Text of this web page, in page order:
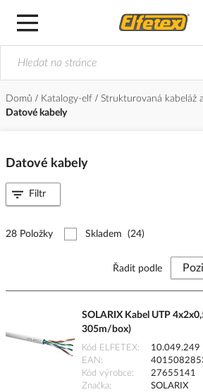
Domů Katalogy-elf
Strukturovaná kabeláž
Datové kabely
Datové kabely
28 Položky Skladem (24)
Řadit podle
SOLARIX Kabel UTP
305m/box)
Kód ELFETEX
10.049.249
EAN
Kód výrobce
27655141
Značka
SOLARIX
Filtr